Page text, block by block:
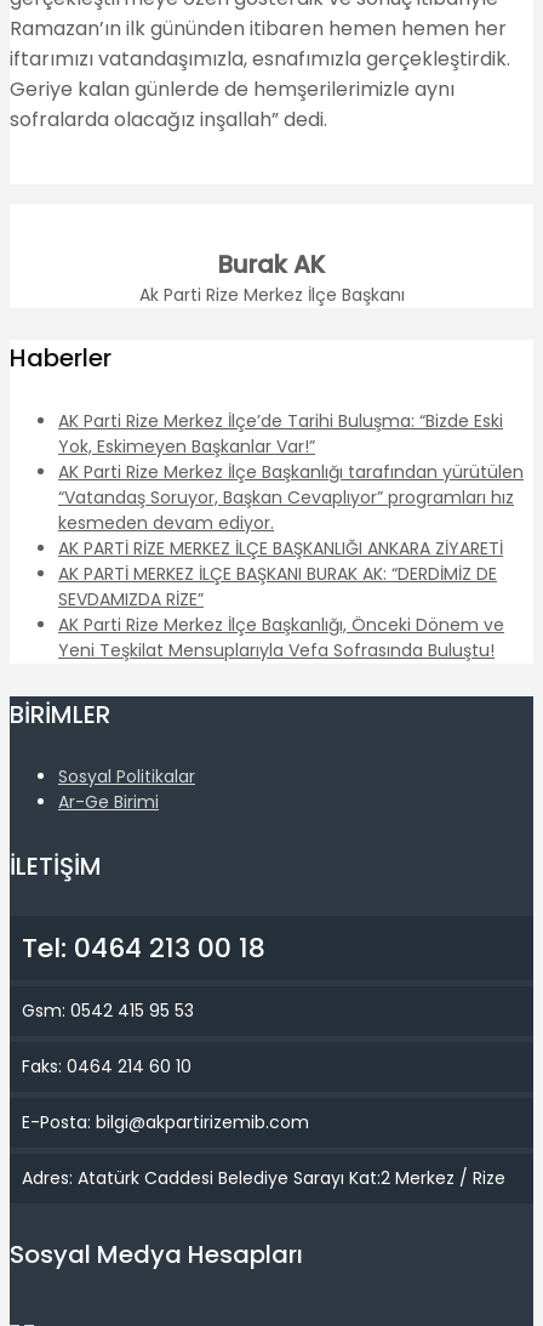
Ramazan’ın ilk gününden itibaren hemen hemen her
iftarımızı vatandaşımızla, esnafımızla gerçekleştirdik.
Geriye kalan günlerde de hemşerilerimizle aynı
sofralarda olacağız inşallah” dedi.
Burak AK
Ak Parti Rize Merkez İlçe Başkanı
Haberler
AK Parti Rize Merkez İlçe’de Tarihi Buluşma: “Bizde Eski
Yok, Eskimeyen Başkanlar Var!”
AK Parti Rize Merkez İlçe Başkanlığı tarafından yürütülen
“Vatandaş Soruyor, Başkan Cevaplıyor” programları hız
kesmeden devam ediyor.
AK PARTİ RİZE MERKEZ İLÇE BAŞKANLIĞI ANKARA ZİYARETİ
AK PARTİ MERKEZ İLÇE BAŞKANI BURAK AK: “DERDİMİZ DE
SEVDAMIZDA RİZE”
AK Parti Rize Merkez İlçe Başkanlığı, Önceki Dönem ve
Yeni Teşkilat Mensuplarıyla Vefa Sofrasında Buluştu!
BİRİMLER
Sosyal Politikalar
Ar-Ge Birimi
İLETİŞİM
Tel: 0464 213 00 18
Gsm: 0542 415 95 53
Faks: 0464 214 60 10
E-Posta: bilgi@akpartirizemib.com
Adres: Atatürk Caddesi Belediye Sarayı Kat:2 Merkez / Rize
Sosyal Medya Hesapları